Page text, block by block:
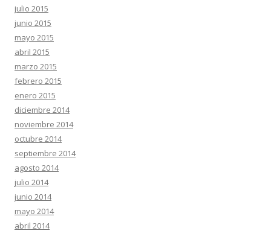
julio 2015
junio 2015
mayo 2015
abril 2015
marzo 2015
febrero 2015
enero 2015
diciembre 2014
noviembre 2014
octubre 2014
septiembre 2014
agosto 2014
julio 2014
junio 2014
mayo 2014
abril 2014